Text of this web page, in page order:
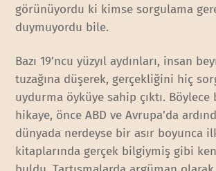
görünüyordu ki kimse sorgulama
duymuyordu bile.
Bazı 19’ncu yüzyıl aydınları, insan
tuzağına düşerek, gerçekliğini hiç
uydurma öyküye sahip çıktı.
hikaye, önce ABD ve Avrupa’da
dünyada nerdeyse bir asır boyunca
kitaplarında gerçek bilgiymiş gibi